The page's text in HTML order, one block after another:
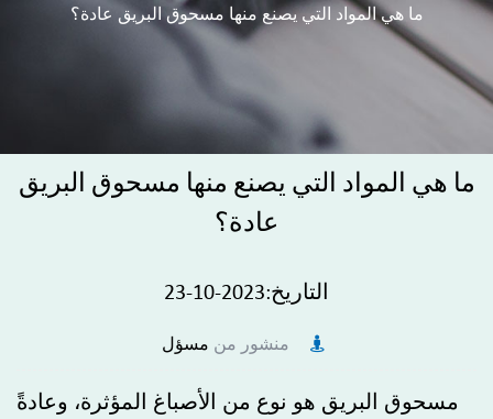
ما هي المواد التي يصنع منها مسحوق البريق عادة؟
ما هي المواد التي يصنع منها مسحوق البريق
عادة؟
التاريخ:2023-10-23
منشور من مسؤل
مسحوق البريق هو نوع من الأصباغ المؤثرة، وعادةً